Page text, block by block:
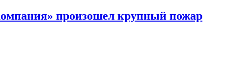
произошел крупный пожар